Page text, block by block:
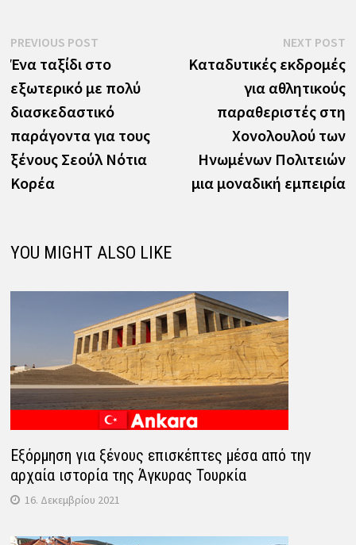
Πλοήγηση
άρθρων
PREVIOUS POSTPrevious
post:
Ένα ταξίδι στο
εξωτερικό με πολύ
διασκεδαστικό
παράγοντα για τους
ξένους Σεούλ Νότια
Κορέα
NEXT POST
Καταδυτικές εκδρομές
για αθλητικούς
παραθεριστές στη
Χονολουλού των
Ηνωμένων Πολιτειών
μια μοναδική εμπειρία
YOU MIGHT ALSO LIKE
Εξόρμηση για ξένους επισκέπτες μέσα από την
αρχαία ιστορία της Άγκυρας Τουρκία
16. Δεκεμβρίου 2021